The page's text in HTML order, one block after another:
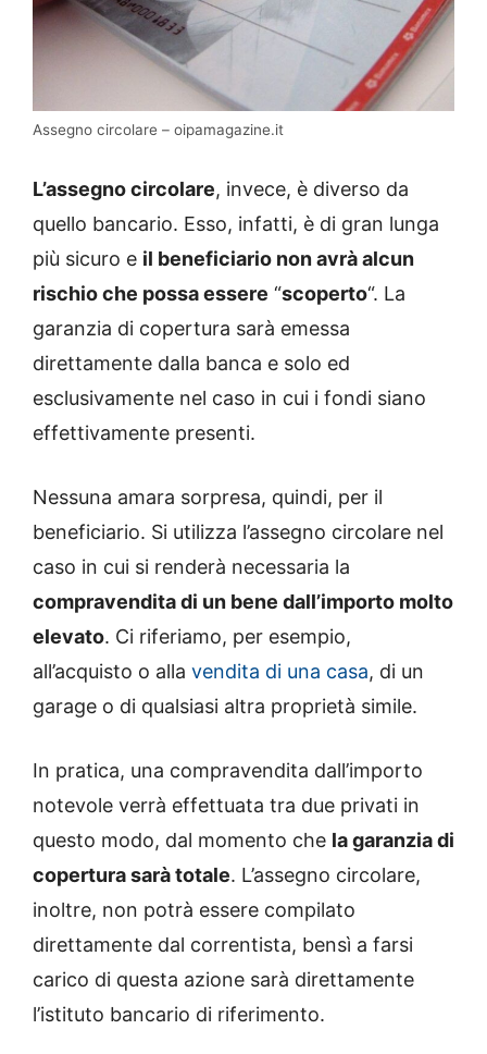
Assegno circolare – oipamagazine.it
L’assegno circolare, invece, è diverso da
quello bancario. Esso, infatti, è di gran lunga
più sicuro e il beneficiario non avrà alcun
rischio che possa essere “scoperto“. La
garanzia di copertura sarà emessa
direttamente dalla banca e solo ed
esclusivamente nel caso in cui i fondi siano
effettivamente presenti.
Nessuna amara sorpresa, quindi, per il
beneficiario. Si utilizza l’assegno circolare nel
caso in cui si renderà necessaria la
compravendita di un bene dall’importo molto
elevato. Ci riferiamo, per esempio,
all’acquisto o alla vendita di una casa, di un
garage o di qualsiasi altra proprietà simile.
In pratica, una compravendita dall’importo
notevole verrà effettuata tra due privati in
questo modo, dal momento che la garanzia di
copertura sarà totale. L’assegno circolare,
inoltre, non potrà essere compilato
direttamente dal correntista, bensì a farsi
carico di questa azione sarà direttamente
l’istituto bancario di riferimento.